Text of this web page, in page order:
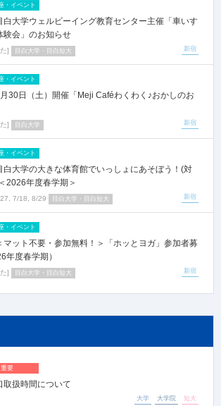
・イベント
白大学ウェルビーイング教育センター主催「車いす
験会」のお知らせ
新宿
目白大学・目白短大
・イベント
月30日（土）開催「Meji Caféわくわく♪おかしのお
新宿
目白大学
・イベント
白大学の大きな体育館でいっしょにあそぼう！(対
2026年度春学期＞
7/18, 8/29 新宿
目白大学・目白短大
・イベント
マット不要・参加無料！＞「ホッとヨガ」参加者募
年度春学期）
新宿
目白大学・目白短大
重要
取扱時間について
大学 大学院 短大